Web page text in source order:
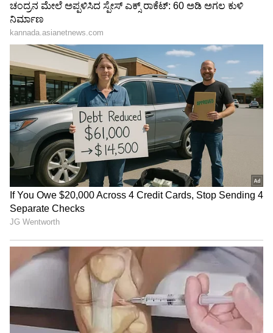
ಕನ್ನಡದಲ್ಲಿ ಮಾತನಾಡಿ ಕರುನಾಡಿಗರ ಮನಗೆದ್ದ ಜಾಹ್ನವಿ
ಕಪೂರ್​: ಶ್ರೀದೇವಿ ಪುತ್ರಿಗೆ ಕನ್ನಡಿಗರು ಫಿದಾ
ಕಳ್ಳರ ಎದೆ ನಡುಗಿಸಿದ ಈ 'ಲೇಡಿ ಸಿಸಿಟಿವಿ'! ಇವಳ
ಗುರಾಯಿಸಿದ್ರೆ ಮುಗೀತು ನಿಮ್​ ಕಥೆ
3
6
Image Credit :Asianet News
ಆಗಲೂ ಹೇಳಲಾಗಿತ್ತು
ಈ ಹಿಂದೆ ತಾಂಡವ್ ಜೈಲಿಗೆ ಹೋದ ಮೇಲೆ, ಭಾಗ್ಯ ಮತ್ತು
ಆದಿಯ ಮದುವೆಯಾದ ಮೇಲೆ ಸೀರಿಯಲ್​ ಮುಗಿಯತ್ತೆ
ಎಂದೇ ಹೇಳಲಾಗಿತ್ತು. ಆಗ ಭಾಗ್ಯ ಅರ್ಥಾತ್​ ಸುಷ್ಮಾ ಕೆ.ರಾವ್​
ಅವರು ಸೀರಿಯಲ್​ ಮುಗಿಯಲ್ಲ ಎಂದು ಹೇಳಿದ್ದರು.